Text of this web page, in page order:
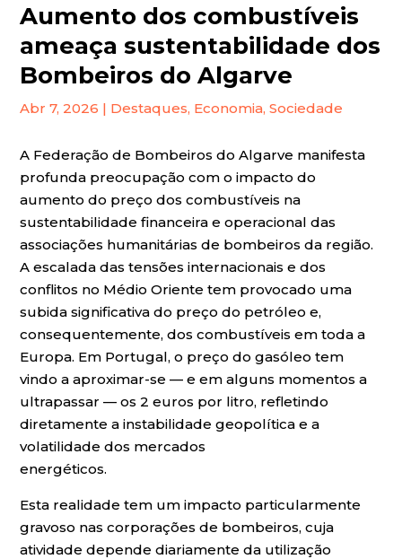
Aumento dos combustíveis
ameaça sustentabilidade dos
Bombeiros do Algarve
Abr 7, 2026 | Destaques, Economia,Sociedade
A Federação de Bombeiros do Algarve manifesta
profunda preocupação com o impacto do
aumento do preço dos combustíveis na
sustentabilidade financeira e operacional das
associações humanitárias de bombeiros da região.
A escalada das tensões internacionais e dos
conflitos no Médio Oriente tem provocado uma
subida significativa do preço do petróleo e,
consequentemente, dos combustíveis em toda a
Europa. Em Portugal, o preço do gasóleo tem
vindo a aproximar-se — e em alguns momentos a
ultrapassar — os 2 euros por litro, refletindo
diretamente a instabilidade geopolítica e a
volatilidade dos mercados
energéticos.
Esta realidade tem um impacto particularmente
gravoso nas corporações de bombeiros, cuja
atividade depende diariamente da utilização